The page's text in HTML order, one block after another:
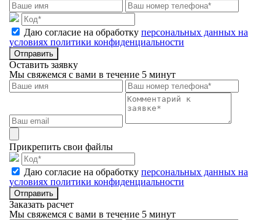
Даю согласие на обработку персональных данных на
условиях политики конфиденциальности
Отправить
Оставить заявку
Мы свяжемся с вами в течение 5 минут
Прикрепить свои файлы
Даю согласие на обработку персональных данных на
условиях политики конфиденциальности
Отправить
Заказать расчет
Мы свяжемся с вами в течение 5 минут